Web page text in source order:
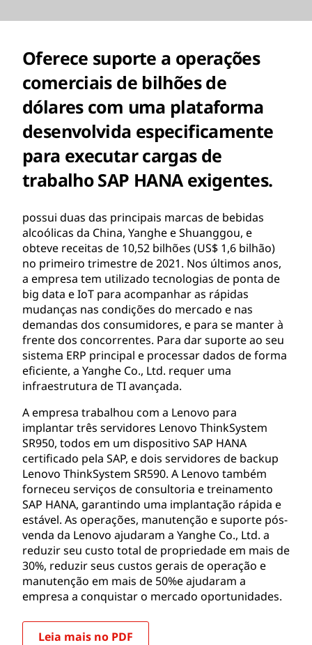
Oferece suporte a operações
comerciais de bilhões de
dólares com uma plataforma
desenvolvida especificamente
para executar cargas de
trabalho SAP HANA exigentes.
possui duas das principais marcas de bebidas
alcoólicas da China, Yanghe e Shuanggou, e
obteve receitas de 10,52 bilhões (US$ 1,6 bilhão)
no primeiro trimestre de 2021. Nos últimos anos,
a empresa tem utilizado tecnologias de ponta de
big data e IoT para acompanhar as rápidas
mudanças nas condições do mercado e nas
demandas dos consumidores, e para se manter à
frente dos concorrentes. Para dar suporte ao seu
sistema ERP principal e processar dados de forma
eficiente, a Yanghe Co., Ltd. requer uma
infraestrutura de TI avançada.
A empresa trabalhou com a Lenovo para
implantar três servidores Lenovo ThinkSystem
SR950, todos em um dispositivo SAP HANA
certificado pela SAP, e dois servidores de backup
Lenovo ThinkSystem SR590. A Lenovo também
forneceu serviços de consultoria e treinamento
SAP HANA, garantindo uma implantação rápida e
estável. As operações, manutenção e suporte pós-
venda da Lenovo ajudaram a Yanghe Co., Ltd. a
reduzir seu custo total de propriedade em mais de
30%, reduzir seus custos gerais de operação e
manutenção em mais de 50%e ajudaram a
empresa a conquistar o mercado oportunidades.
Leia mais no PDF